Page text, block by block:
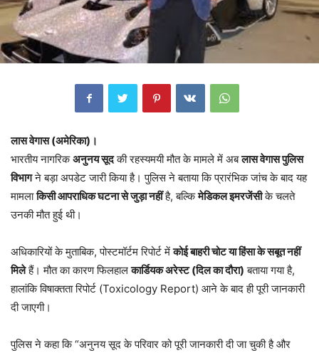
लास वेगास (अमेरिका)।
भारतीय नागरिकअनुनय सूदकी रहस्यमयी मौत के मामले में अबलास वेगास पुलिस
विभागने बड़ा अपडेट जारी किया है। पुलिस ने बताया कि प्रारंभिक जांच के बाद यह
मामलाकिसी आपराधिक घटना से जुड़ा नहींहै, बल्किमेडिकल इमरजेंसीके चलते
उनकी मौत हुई थी।
अधिकारियों के मुताबिक, पोस्टमॉर्टम रिपोर्ट मेंकोई बाहरी चोट या हिंसा के सबूत नहीं
मिलेहैं। मौत का कारण फिलहालकार्डियक अरेस्ट (दिल का दौरा) बताया गया है,
हालांकि विषाक्तता रिपोर्ट (Toxicology Report) आने के बाद ही पूरी जानकारी
दी जाएगी।
पुलिस ने कहा कि “अनुनय सूद के परिवार को पूरी जानकारी दी जा चुकी है और